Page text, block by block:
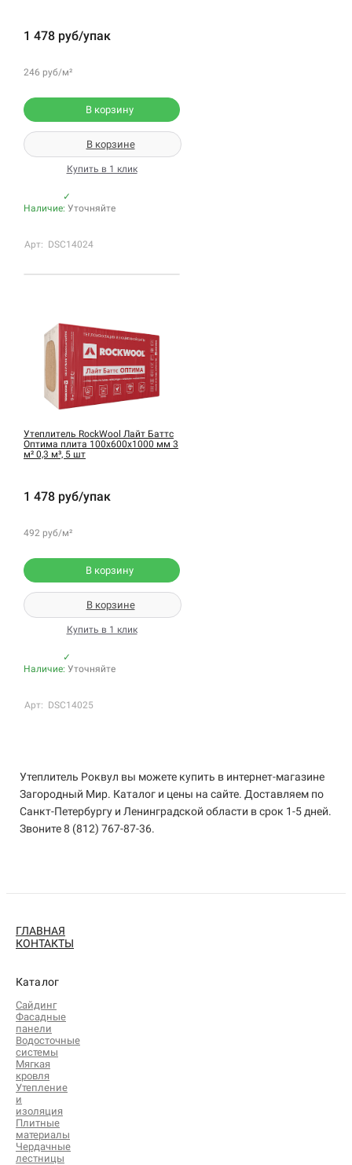
1 478 руб/упак
246 руб/м²
В корзину
В корзине
Купить в 1 клик
✓
Наличие: Уточняйте
Арт: DSC14024
Утеплитель RockWool Лайт Баттс
Оптима плита 100х600х1000 мм 3
м² 0,3 м³, 5 шт
1 478 руб/упак
492 руб/м²
В корзину
В корзине
Купить в 1 клик
✓
Наличие: Уточняйте
Арт: DSC14025
Утеплитель Роквул вы можете купить в интернет-магазине
Загородный Мир. Каталог и цены на сайте. Доставляем по
Санкт-Петербургу и Ленинградской области в срок 1-5 дней.
Звоните 8 (812) 767-87-36.
ГЛАВНАЯ
КОНТАКТЫ
Каталог
Сайдинг
Фасадные
панели
Водосточные
системы
Мягкая
кровля
Утепление
и
изоляция
Плитные
материалы
Чердачные
лестницы